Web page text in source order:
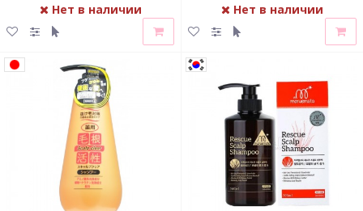
Нет в наличии Нет в наличии